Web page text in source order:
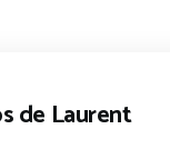
de Laurent